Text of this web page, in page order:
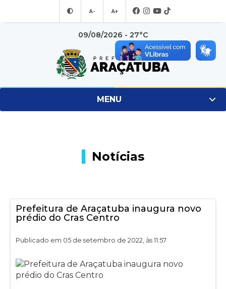
A- A+
09/08/2026 - 27°C
MENU
Notícias
Prefeitura de Araçatuba inaugura novo
prédio do Cras Centro
Publicado em 05 de setembro de 2022, às 11:57